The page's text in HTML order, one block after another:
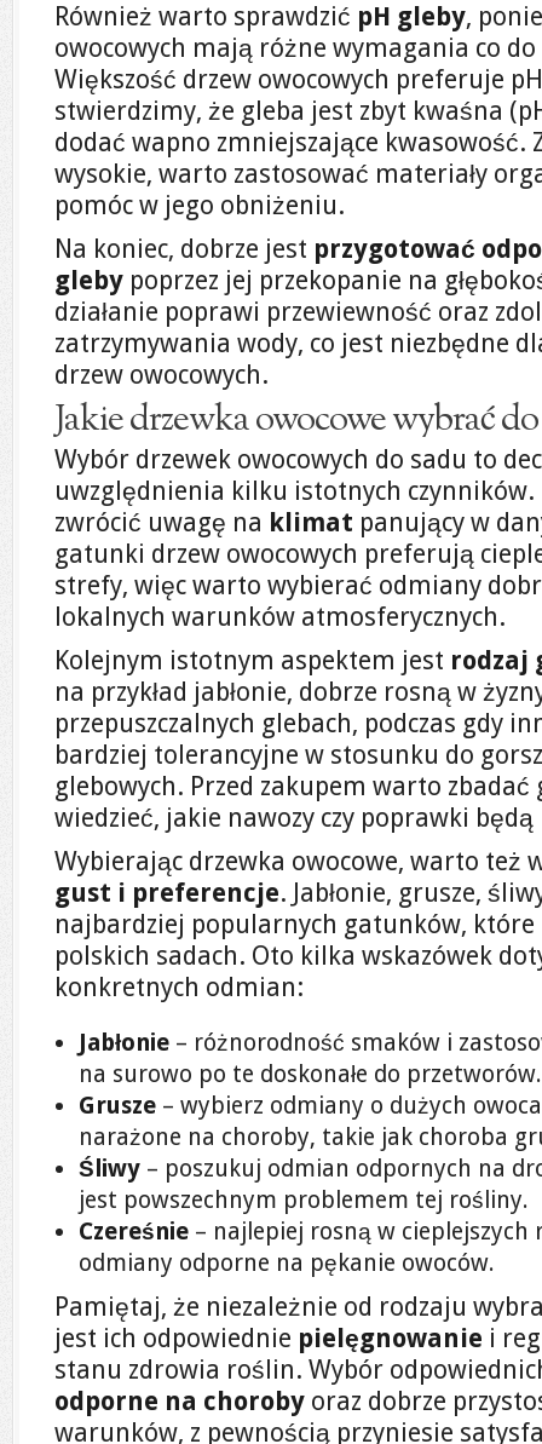
Również warto sprawdzić pH gleby,
owocowych mają różne wymagania co
Większość drzew owocowych preferuje
stwierdzimy, że gleba jest zbyt kwaśna
dodać wapno zmniejszające kwasowość.
wysokie, warto zastosować materiały
pomóc w jego obniżeniu.
Na koniec, dobrze jest przygotować
gleby poprzez jej przekopanie na
działanie poprawi przewiewność oraz
zatrzymywania wody, co jest niezbędne
drzew owocowych.
Jakie drzewka owocowe wybrać
Wybór drzewek owocowych do sadu to
uwzględnienia kilku istotnych czynników.
zwrócić uwagę na klimat panujący w
gatunki drzew owocowych preferują
strefy, więc warto wybierać odmiany
lokalnych warunków atmosferycznych.
Kolejnym istotnym aspektem jest rodzaj
na przykład jabłonie, dobrze rosną w
przepuszczalnych glebach, podczas gdy
bardziej tolerancyjne w stosunku do
glebowych. Przed zakupem warto zbadać
wiedzieć, jakie nawozy czy poprawki
Wybierając drzewka owocowe, warto też
gust i preferencje. Jabłonie, grusze,
najbardziej popularnych gatunków,
polskich sadach. Oto kilka wskazówek
konkretnych odmian:
Jabłonie – różnorodność smaków i
na surowo po te doskonałe do przetworów.
Grusze – wybierz odmiany o dużych
narażone na choroby, takie jak choroba
Śliwy – poszukuj odmian odpornych na
jest powszechnym problemem tej rośliny.
Czereśnie – najlepiej rosną w
odmiany odporne na pękanie owoców.
Pamiętaj, że niezależnie od rodzaju
jest ich odpowiednie pielęgnowanie i
stanu zdrowia roślin. Wybór
odporne na choroby oraz dobrze
warunków, z pewnością przyniesie